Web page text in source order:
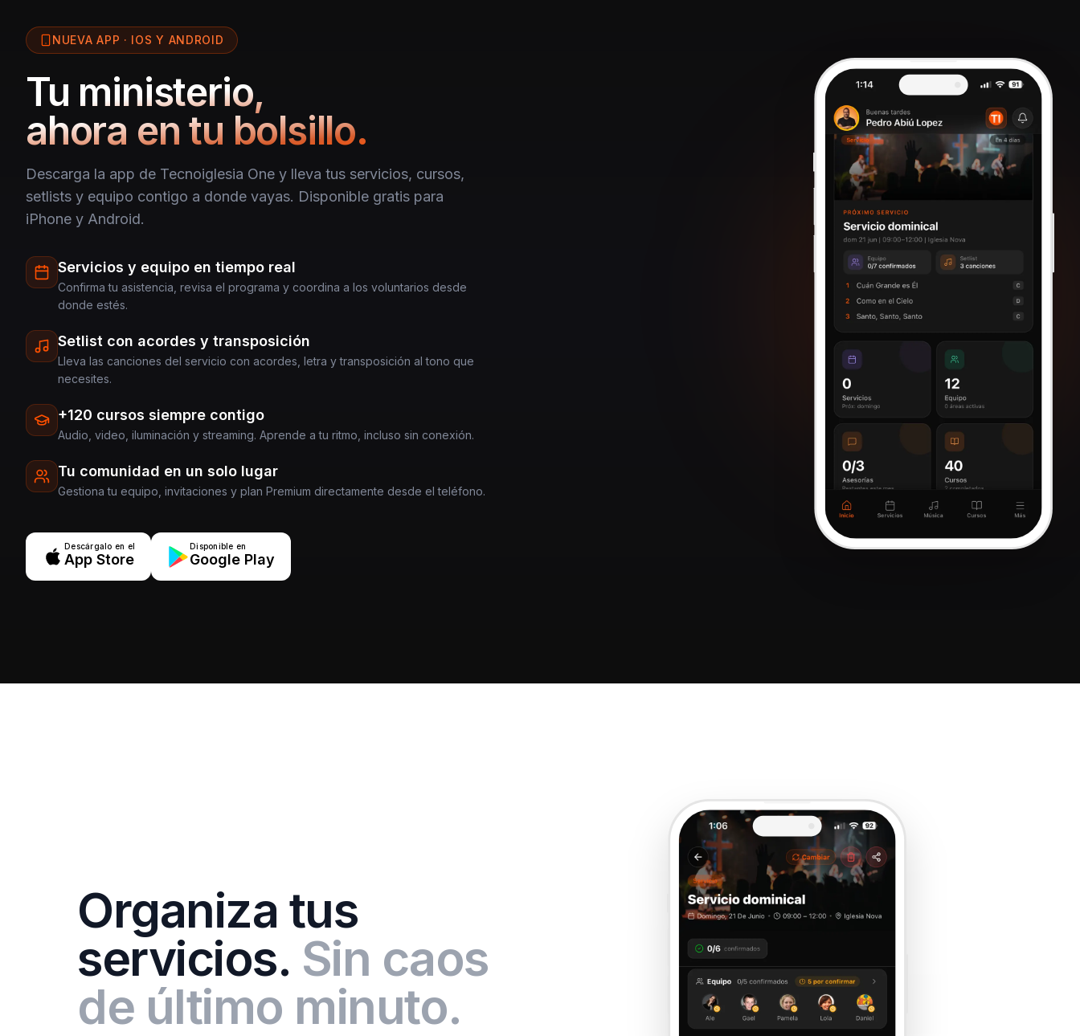
NUEVA APP · IOS Y ANDROID
Tu ministerio,
ahora en tu bolsillo.
Descarga la app de Tecnoiglesia One y lleva tus servicios, cursos,
setlists y equipo contigo a donde vayas. Disponible gratis para
iPhone y Android.
Servicios y equipo en tiempo real
Confirma tu asistencia, revisa el programa y coordina a los voluntarios desde
donde estés.
Setlist con acordes y transposición
Lleva las canciones del servicio con acordes, letra y transposición al tono que
necesites.
+120 cursos siempre contigo
Audio, video, iluminación y streaming. Aprende a tu ritmo, incluso sin conexión.
Tu comunidad en un solo lugar
Gestiona tu equipo, invitaciones y plan Premium directamente desde el teléfono.
Descárgalo en el
App Store
Disponible en
Google Play
Organiza tus
servicios. Sin caos
de último minuto.